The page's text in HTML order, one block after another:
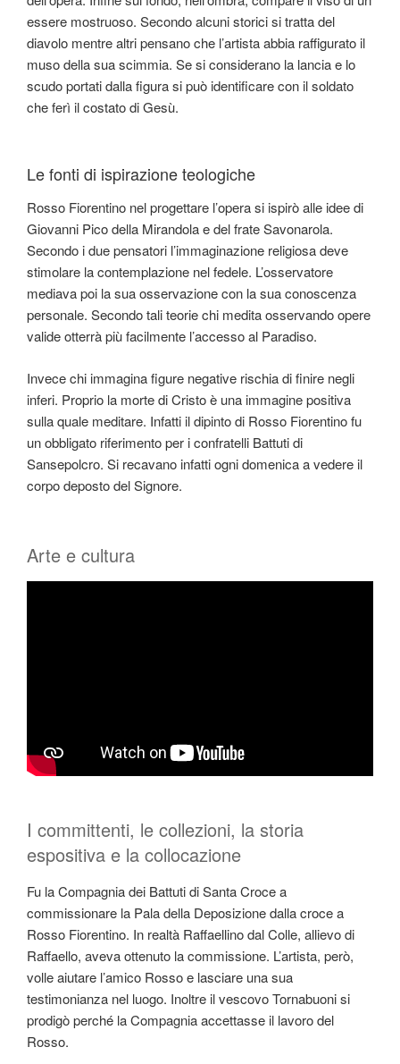
essere mostruoso. Secondo alcuni storici si tratta del
diavolo mentre altri pensano che l’artista abbia raffigurato il
muso della sua scimmia. Se si considerano la lancia e lo
scudo portati dalla figura si può identificare con il soldato
che ferì il costato di Gesù.
Le fonti di ispirazione teologiche
Rosso Fiorentino nel progettare l’opera si ispirò alle idee di
Giovanni Pico della Mirandola e del frate Savonarola.
Secondo i due pensatori l’immaginazione religiosa deve
stimolare la contemplazione nel fedele. L’osservatore
mediava poi la sua osservazione con la sua conoscenza
personale. Secondo tali teorie chi medita osservando opere
valide otterrà più facilmente l’accesso al Paradiso.
Invece chi immagina figure negative rischia di finire negli
inferi. Proprio la morte di Cristo è una immagine positiva
sulla quale meditare. Infatti il dipinto di Rosso Fiorentino fu
un obbligato riferimento per i confratelli Battuti di
Sansepolcro. Si recavano infatti ogni domenica a vedere il
corpo deposto del Signore.
Arte e cultura
I committenti, le collezioni, la storia
espositiva e la collocazione
Fu la Compagnia dei Battuti di Santa Croce a
commissionare la Pala della Deposizione dalla croce a
Rosso Fiorentino. In realtà Raffaellino dal Colle, allievo di
Raffaello, aveva ottenuto la commissione. L’artista, però,
volle aiutare l’amico Rosso e lasciare una sua
testimonianza nel luogo. Inoltre il vescovo Tornabuoni si
prodigò perché la Compagnia accettasse il lavoro del
Rosso.